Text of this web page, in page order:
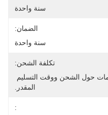
سنة واحدة
الضمان:
سنة واحدة
تكلفة الشحن:
المقدر.
: